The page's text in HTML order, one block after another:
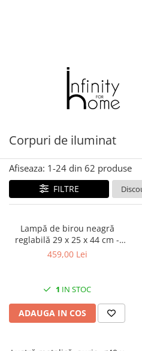
Biblioteci și rafturi
Masute auxiliare
Covoare living
Fotolii
Masute de cafea
Canapele
Mobila dormitor
Comode dormitor
Covoare dormitor
Fotolii dormitor
Noptiere
Mobila dining
Corpuri de iluminat
Afiseaza: 1-24 din 62 produse
FILTRE
Lampă de birou neagră
reglabilă 29 x 25 x 44 cm -
SLANT
459,00 Lei
1 IN STOC
ADAUGA IN COS